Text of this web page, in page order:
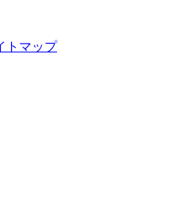
トマップ